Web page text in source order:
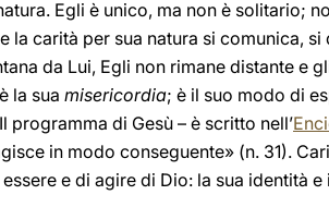
Egli è unico, ma non è solitario;
la carità per sua natura si comunica,
da Lui, Egli non rimane distante e
la sua misericordia; è il suo modo di
di Gesù – è scritto nell’
in modo conseguente» (n. 31).
e di agire di Dio: la sua identità e